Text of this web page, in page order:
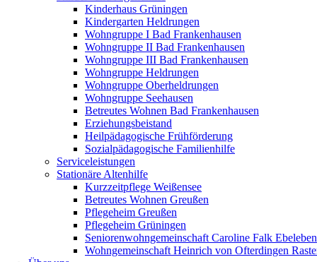
Kinderhaus Grüningen
Kindergarten Heldrungen
Wohngruppe I Bad Frankenhausen
Wohngruppe II Bad Frankenhausen
Wohngruppe III Bad Frankenhausen
Wohngruppe Heldrungen
Wohngruppe Oberheldrungen
Wohngruppe Seehausen
Betreutes Wohnen Bad Frankenhausen
Erziehungsbeistand
Heilpädagogische Frühförderung
Sozialpädagogische Familienhilfe
Serviceleistungen
Stationäre Altenhilfe
Kurzzeitpflege Weißensee
Betreutes Wohnen Greußen
Pflegeheim Greußen
Pflegeheim Grüningen
Seniorenwohngemeinschaft Caroline Falk Ebeleben
Wohngemeinschaft Heinrich von Ofterdingen